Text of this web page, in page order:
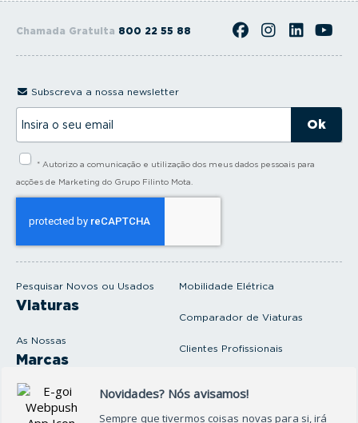
Chamada Gratuita 800 22 55 88
Pesquisar Novos ou Usados
Viaturas
As Nossas
Marcas
Produtos e serviços
Oficina
Mobilidade Elétrica
Comparador de Viaturas
Clientes Profissionais
Subscreva a nossa newsletter
s
* Autorizo a comunicação e utilização dos meus dados pessoais para
acções de Marketing do Grupo Filinto Mota.